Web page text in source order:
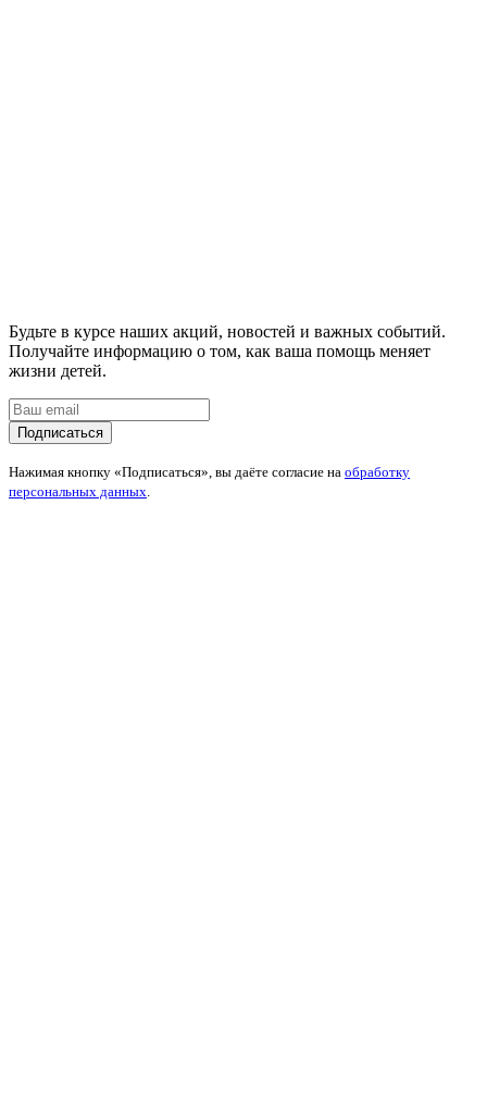
Будьте в курсе наших акций, новостей и важных событий.
Получайте информацию о том, как ваша помощь меняет
жизни детей.
Подписаться
Нажимая кнопку «Подписаться», вы даёте согласие на обработку
персональных данных